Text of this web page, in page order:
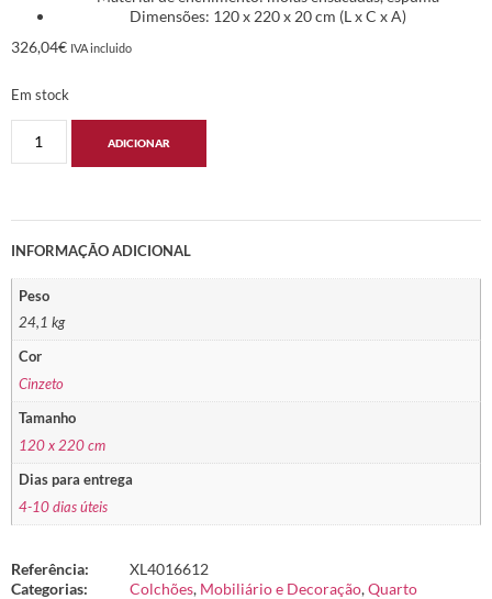
Dimensões: 120 x 220 x 20 cm (L x C x A)
326,04€ IVA incluido
Em stock
ADICIONAR
INFORMAÇÃO ADICIONAL
Peso
24,1 kg
Cor
Cinzeto
Tamanho
120 x 220 cm
Dias para entrega
4-10 dias úteis
Referência:
XL4016612
Categorias:
Colchões, Mobiliário e Decoração,Quarto